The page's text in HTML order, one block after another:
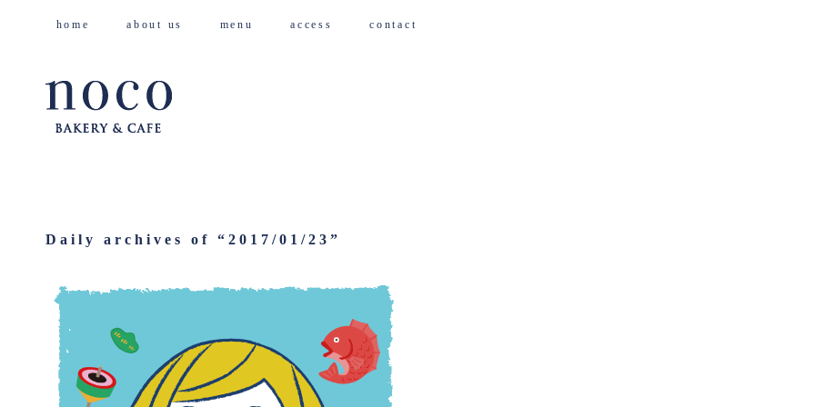
home about us menu access contact
Daily archives of “ 2017/01/23 ”
2017/01/23